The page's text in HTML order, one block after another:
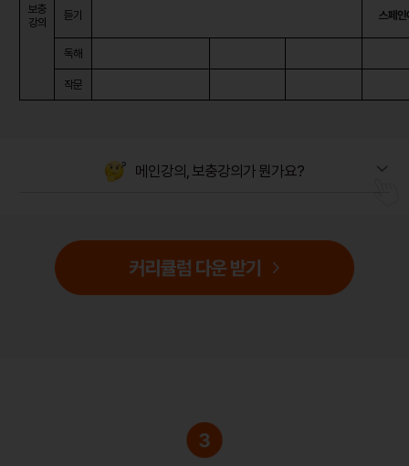
보충
강의
듣기 스페인
독해
작문
메인강의, 보충강의가 뭔가요?